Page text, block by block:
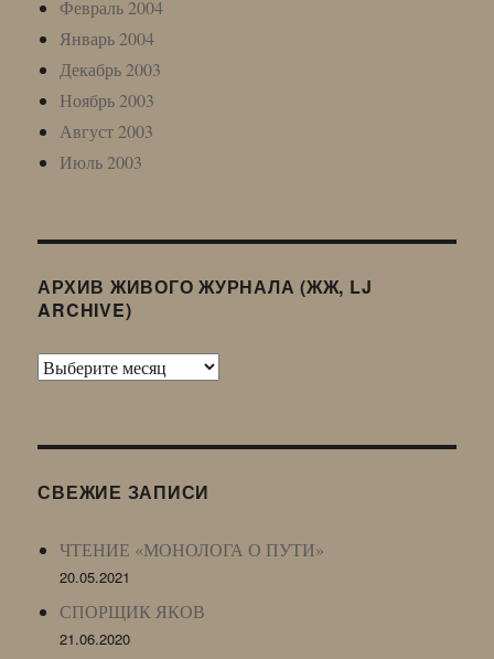
Февраль 2004
Январь 2004
Декабрь 2003
Ноябрь 2003
Август 2003
Июль 2003
АРХИВ ЖИВОГО ЖУРНАЛА (ЖЖ, LJ
ARCHIVE)
Архив
LJ
СВЕЖИЕ ЗАПИСИ
ЧТЕНИЕ «МОНОЛОГА О ПУТИ»
20.05.2021
СПОРЩИК ЯКОВ
21.06.2020